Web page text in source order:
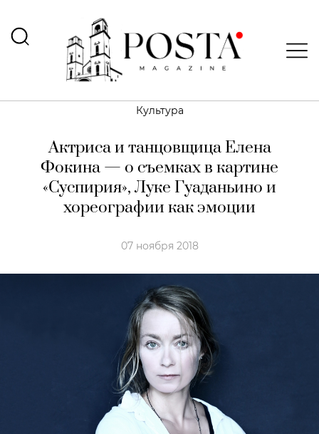
Культура
Актриса и танцовщица Елена
Фокина — о съемках в картине
«Суспирия», Луке Гуаданьино и
хореографии как эмоции
07 ноября 2018